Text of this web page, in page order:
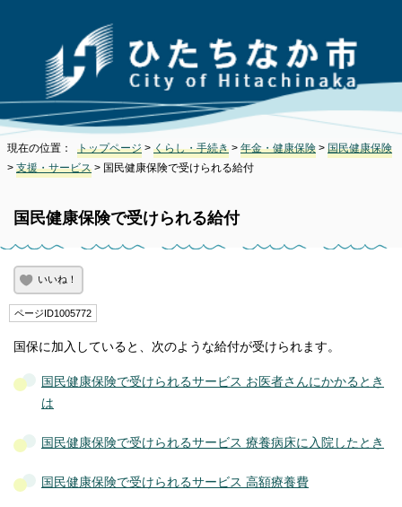
現在の位置： トップページ > くらし・手続き > 年金・健康保険 > 国民健康保険
> 支援・サービス > 国民健康保険で受けられる給付
国民健康保険で受けられる給付
いいね！
ページID1005772
国保に加入していると、次のような給付が受けられます。
国民健康保険で受けられるサービス お医者さんにかかるとき
は
国民健康保険で受けられるサービス 療養病床に入院したとき
国民健康保険で受けられるサービス 高額療養費